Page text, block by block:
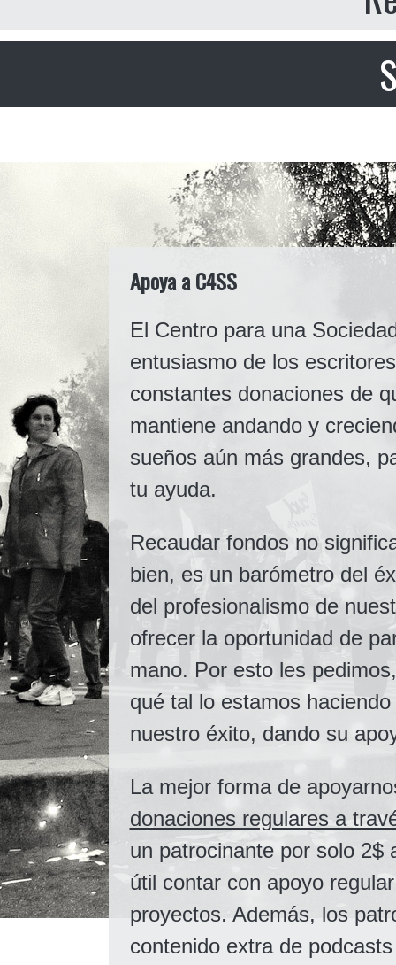
Apoya a C4SS
El Centro para una
entusiasmo de los
constantes donaciones de
mantiene andando y
sueños aún más grandes,
tu ayuda.
Recaudar fondos no
bien, es un barómetro del
del profesionalismo de
ofrecer la oportunidad de
mano. Por esto les
qué tal lo estamos
nuestro éxito, dando su
La mejor forma de
donaciones regulares a
un patrocinante por solo 2$
útil contar con apoyo
proyectos. Además, los
contenido extra de